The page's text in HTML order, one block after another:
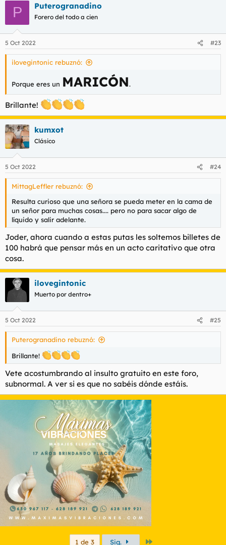
P Puterogranadino
Forero del todo a cien
5 Oct 2022 #23
ilovegintonic rebuznó:
Porque eres un MARICÓN.
Brillante!
kumxot
Clásico
5 Oct 2022 #24
MittagLeffler rebuznó:
Resulta curioso que una señora se pueda meter en la cama de
un señor para muchas cosas.... pero no para sacar algo de
líquido y salir adelante.
Joder, ahora cuando a estas putas les soltemos billetes de
100 habrá que pensar más en un acto caritativo que otra
cosa.
ilovegintonic
Muerto por dentro+
5 Oct 2022 #25
Puterogranadino rebuznó:
Brillante!
Vete acostumbrando al insulto gratuito en este foro,
subnormal. A ver si es que no sabéis dónde estáis.
1 de 3 Sig.